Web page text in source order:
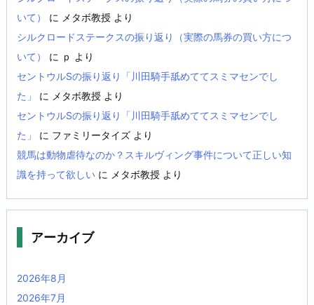
いて）
に メタボ教授 より
シルクロードステークスの振り返り（実際の馬券の買い方につ
いて）
に ｐ より
セントウルSの振り返り「川田騎手舐めててスミマセンでし
た」
に メタボ教授 より
セントウルSの振り返り「川田騎手舐めててスミマセンでし
た」
に ファミリータイズ より
競馬は動物虐待なのか？スキルヴィング事件について正しい知
識を持って欲しい に メタボ教授 より
アーカイブ
2026年8月
2026年7月